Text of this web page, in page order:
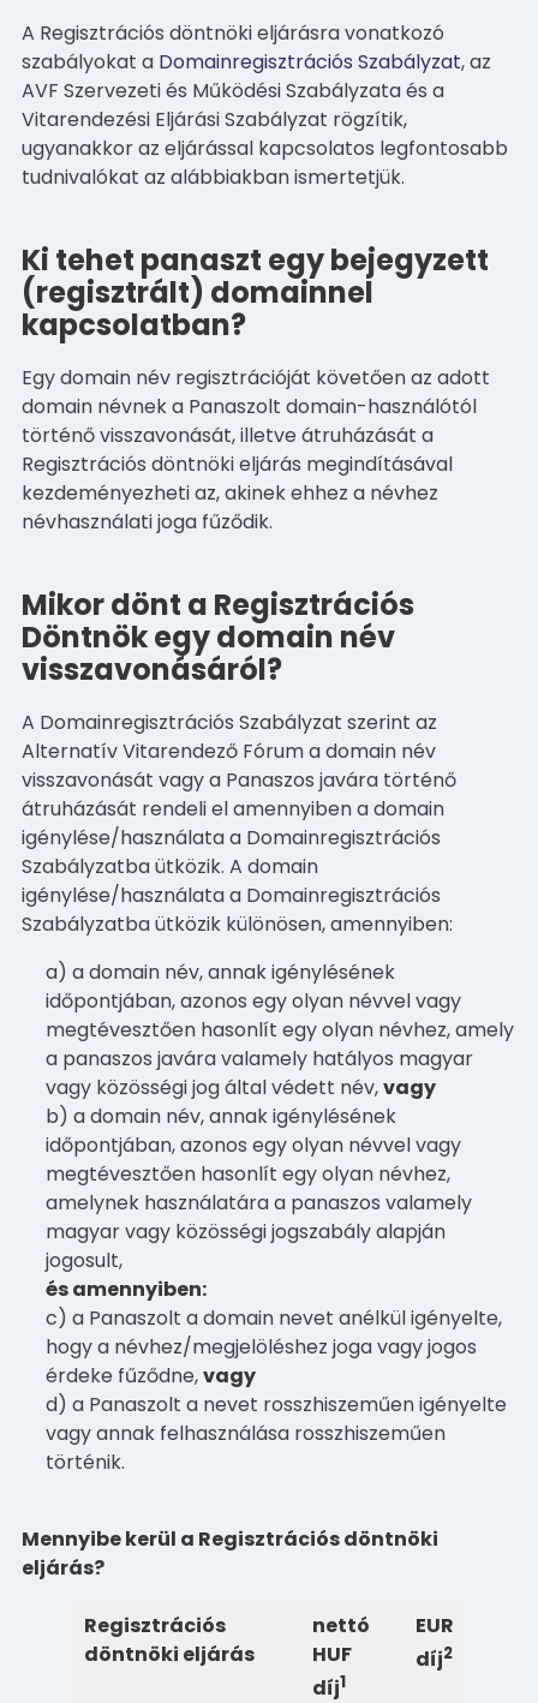
A Regisztrációs döntnöki eljárásra vonatkozó
szabályokat a Domainregisztrációs Szabályzat, az
AVF Szervezeti és Működési Szabályzata és a
Vitarendezési Eljárási Szabályzat rögzítik,
ugyanakkor az eljárással kapcsolatos legfontosabb
tudnivalókat az alábbiakban ismertetjük.
Ki tehet panaszt egy bejegyzett
(regisztrált) domainnel
kapcsolatban?
Egy domain név regisztrációját követően az adott
domain névnek a Panaszolt domain-használótól
történő visszavonását, illetve átruházását a
Regisztrációs döntnöki eljárás megindításával
kezdeményezheti az, akinek ehhez a névhez
névhasználati joga fűződik.
Mikor dönt a Regisztrációs
Döntnök egy domain név
visszavonásáról?
A Domainregisztrációs Szabályzat szerint az
Alternatív Vitarendező Fórum a domain név
visszavonását vagy a Panaszos javára történő
átruházását rendeli el amennyiben a domain
igénylése/használata a Domainregisztrációs
Szabályzatba ütközik. A domain
igénylése/használata a Domainregisztrációs
Szabályzatba ütközik különösen, amennyiben:
a) a domain név, annak igénylésének
időpontjában, azonos egy olyan névvel vagy
megtévesztően hasonlít egy olyan névhez, amely
a panaszos javára valamely hatályos magyar
vagy közösségi jog által védett név,vagy
b) a domain név, annak igénylésének
időpontjában, azonos egy olyan névvel vagy
megtévesztően hasonlít egy olyan névhez,
amelynek használatára a panaszos valamely
magyar vagy közösségi jogszabály alapján
jogosult,
és amennyiben:
c) a Panaszolt a domain nevet anélkül igényelte,
hogy a névhez/megjelöléshez joga vagy jogos
érdeke fűződne,vagy
d) a Panaszolt a nevet rosszhiszeműen igényelte
vagy annak felhasználása rosszhiszeműen
történik.
Mennyibe kerül a Regisztrációs döntnöki
eljárás?
Regisztrációs
döntnöki eljárás
nettó
HUF
díj1
EUR
díj2